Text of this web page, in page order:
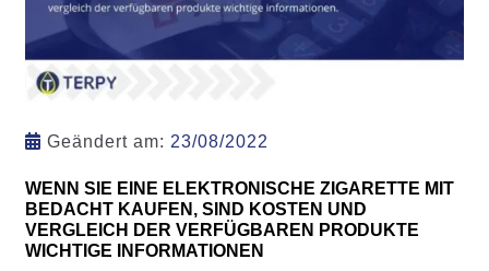
Geändert am: 23/08/2022
WENN SIE EINE ELEKTRONISCHE ZIGARETTE MIT
BEDACHT KAUFEN, SIND KOSTEN UND
VERGLEICH DER VERFÜGBAREN PRODUKTE
WICHTIGE INFORMATIONEN